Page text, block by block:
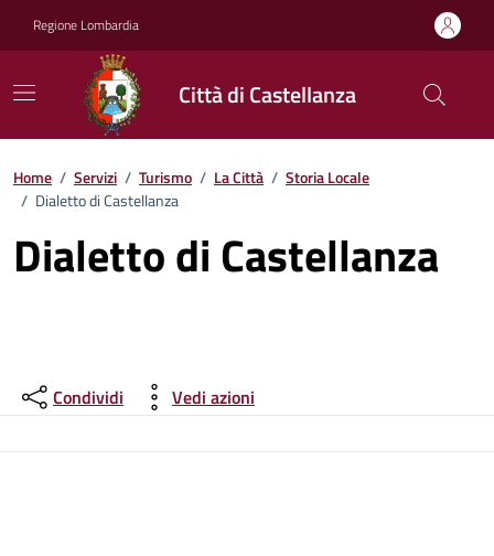
Regione Lombardia
Città di Castellanza
Home / Servizi / Turismo / La Città / Storia Locale
/ Dialetto di Castellanza
Dialetto di Castellanza
Condividi Vedi azioni